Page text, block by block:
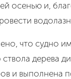
осенью и,
что судно
ствола дерева
и выполнена